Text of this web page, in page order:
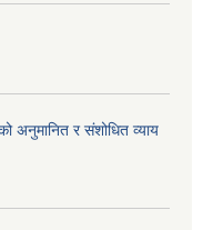
र संशोधित व्याय